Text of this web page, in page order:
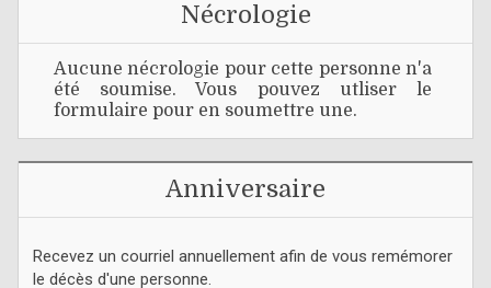
Nécrologie
Aucune nécrologie pour cette personne n'a
été soumise. Vous pouvez utliser le
formulaire pour en soumettre une.
Anniversaire
Recevez un courriel annuellement afin de vous remémorer
le décès d'une personne.